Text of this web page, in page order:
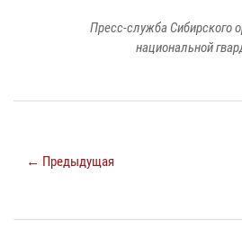
Пресс-служба Сибирского
национальной
← Предыдущая